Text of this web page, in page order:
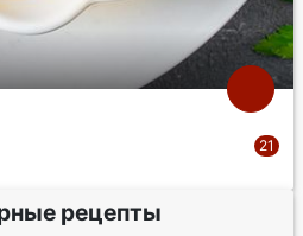
рецепты